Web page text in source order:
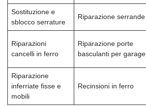
Sostituzione e
sblocco serrature
Riparazione serrande
Riparazioni
cancelli in ferro
Riparazione porte
basculanti per garage
Riparazione
inferriate fisse e
mobili
Recinsioni in ferro